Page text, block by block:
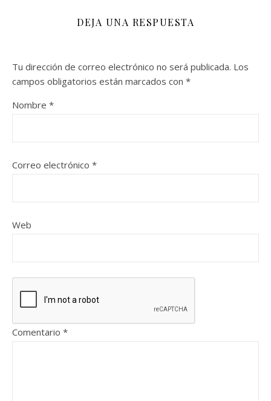
DEJA UNA RESPUESTA
Tu dirección de correo electrónico no será publicada. Los
campos obligatorios están marcados con *
Nombre *
Correo electrónico *
Web
Comentario *